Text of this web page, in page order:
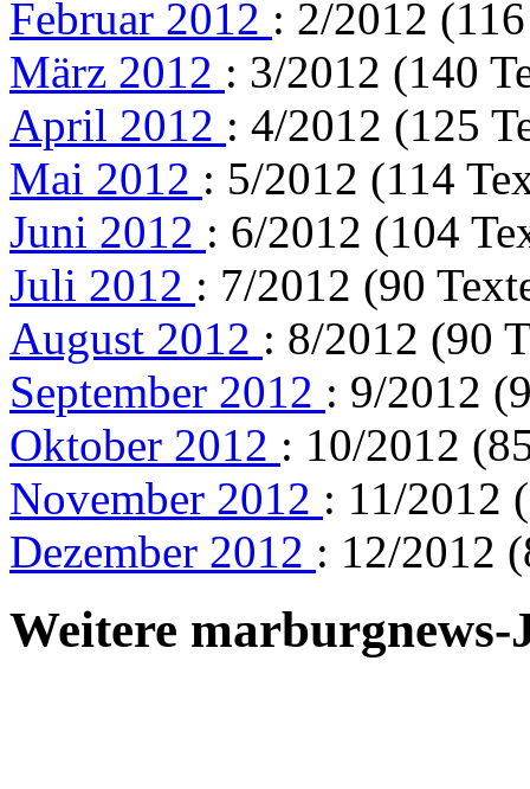
Februar 2012 : 2/2012
März 2012 : 3/2012 (140
April 2012 : 4/2012 (125
Mai 2012 : 5/2012 (114
Juni 2012 : 6/2012 (104
Juli 2012 : 7/2012 (90
August 2012 : 8/2012 (90
September 2012 : 9/2012
Oktober 2012 : 10/2012
November 2012 : 11/2012
Dezember 2012 : 12/2012
Weitere marburgnews-